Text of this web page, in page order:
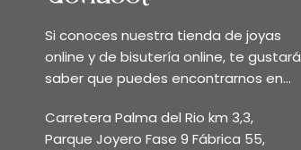
Si conoces nuestra tienda de joyas
online y de bisutería online, te gustará
saber que puedes encontrarnos en...
Carretera Palma del Rio km 3,3,
Parque Joyero Fase 9 Fábrica 55,